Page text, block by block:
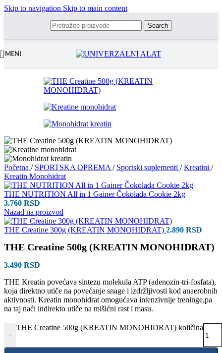
Skip to navigation Skip to main content
Search
MENI
Početna / SPORTSKA OPREMA / Sportski suplementi / Kreatini /
Kreatin Monohidrat
THE NUTRITION All in 1 Gainer Čokolada Cookie 2kg
3.760 RSD
Nazad na proizvod
THE Creatine 300g (KREATIN MONOHIDRAT) 2.890 RSD
THE Creatine 500g (KREATIN MONOHIDRAT)
3.490 RSD
THE Kreatin povećava sintezu molekula ATP (adenozin-tri-fosfata),
koja direktno utiče na povećanje snage i izdržljivosti kod anaerobnih
aktivnosti. Kreatin monohidrat omogućava intenzivnije treninge,pa
na taj naći indirekto utiče na mišićni rast i masu.
-
THE Creatine 500g (KREATIN MONOHIDRAT) količina